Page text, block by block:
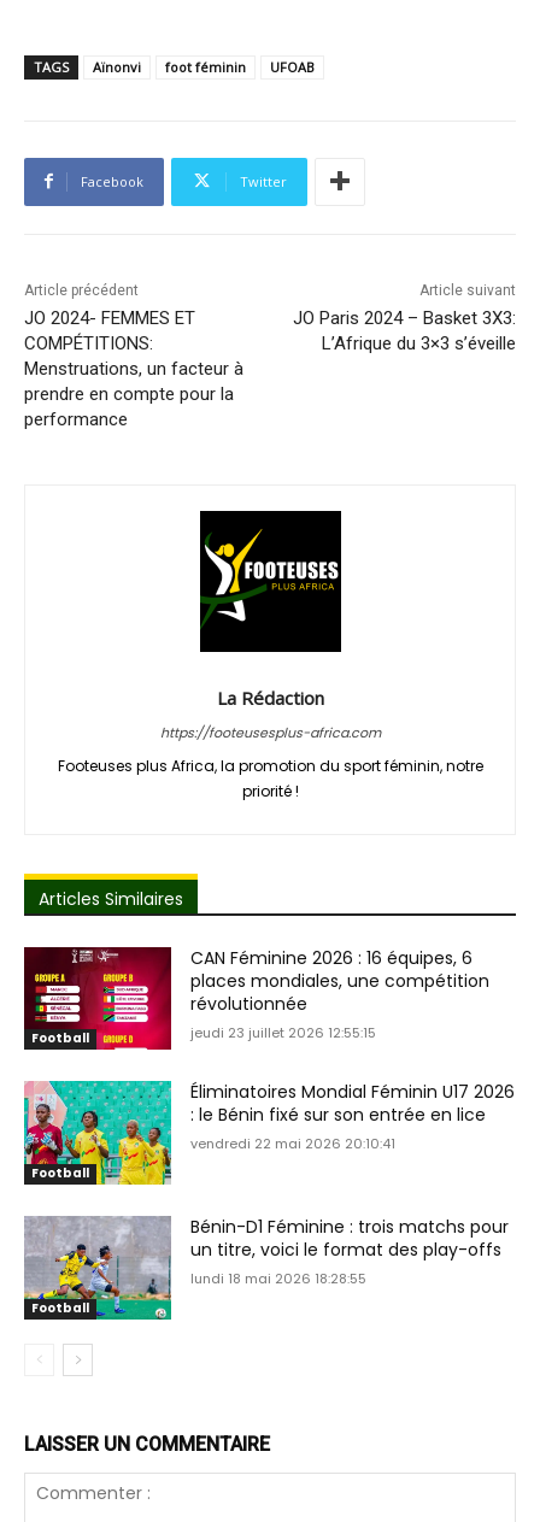
TAGS Aïnonvi foot féminin UFOAB
Facebook Twitter
Article précédent
JO 2024- FEMMES ET
COMPÉTITIONS:
Menstruations, un facteur à
prendre en compte pour la
performance
Article suivant
JO Paris 2024 – Basket 3X3:
L’Afrique du 3×3 s’éveille
La Rédaction
https://footeusesplus-africa.com
Footeuses plus Africa, la promotion du sport féminin, notre
priorité !
Articles Similaires
Football
CAN Féminine 2026 : 16 équipes, 6
places mondiales, une compétition
révolutionnée
jeudi 23 juillet 2026 12:55:15
Football
Éliminatoires Mondial Féminin U17 2026
: le Bénin fixé sur son entrée en lice
vendredi 22 mai 2026 20:10:41
Football
Bénin-D1 Féminine : trois matchs pour
un titre, voici le format des play-offs
lundi 18 mai 2026 18:28:55
LAISSER UN COMMENTAIRE